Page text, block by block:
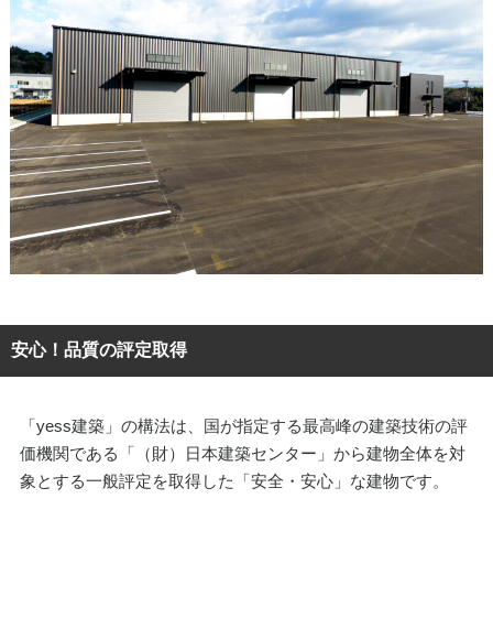
安心！品質の評定取得
「yess建築」の構法は、国が指定する最高峰の建築技術の評
価機関である「（財）日本建築センター」から建物全体を対
象とする一般評定を取得した「安全・安心」な建物です。